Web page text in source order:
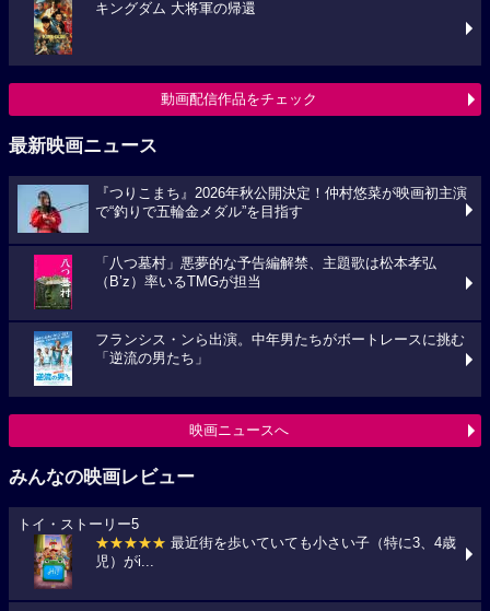
キングダム 大将軍の帰還
動画配信作品をチェック
最新映画ニュース
『つりこまち』2026年秋公開決定！仲村悠菜が映画初主演
で“釣りで五輪金メダル”を目指す
「八つ墓村」悪夢的な予告編解禁、主題歌は松本孝弘
（B’z）率いるTMGが担当
フランシス・ンら出演。中年男たちがボートレースに挑む
「逆流の男たち」
映画ニュースへ
みんなの映画レビュー
トイ・ストーリー5
★★★★★ 最近街を歩いていても小さい子（特に3、4歳
児）がi...